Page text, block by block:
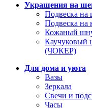
Украшения на
Подвеска на
Подвеска на
Кожаный
Каучуковый
(ЧОКЕР)
Для дома и уюта
Вазы
Зеркала
Свечи и
Часы